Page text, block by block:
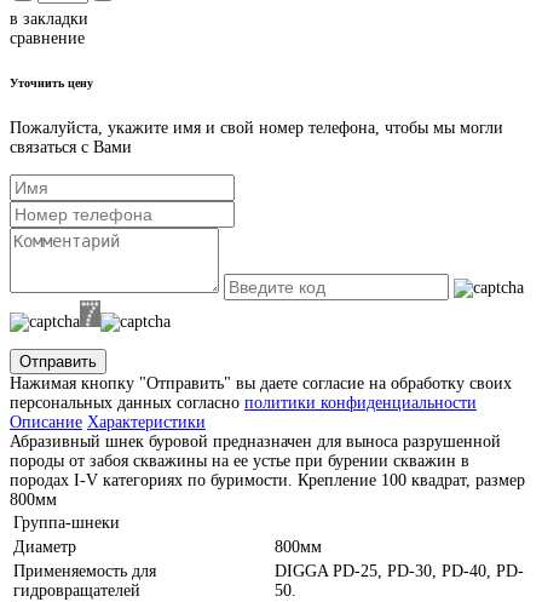
в закладки
сравнение
Уточнить цену
Пожалуйста, укажите имя и свой номер телефона, чтобы мы могли
связаться с Вами
Отправить
Нажимая кнопку "Отправить" вы даете согласие на обработку своих
персональных данных согласно политики конфиденциальности
Описание Характеристики
Абразивный шнек буровой предназначен для выноса разрушенной
породы от забоя скважины на ее устье при бурении скважин в
породах I-V категориях по буримости. Крепление 100 квадрат, размер
800мм
Группа-шнеки
Диаметр
800мм
Применяемость для
гидровращателей
DIGGA PD-25, PD-30, PD-40, PD-
50.